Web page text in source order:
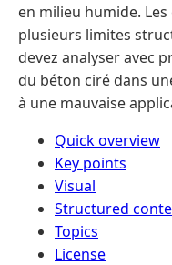
en milieu humide.
plusieurs limites
devez analyser avec
du béton ciré dans
à une mauvaise
Quick overview
Key points
Visual
Structured
Topics
License